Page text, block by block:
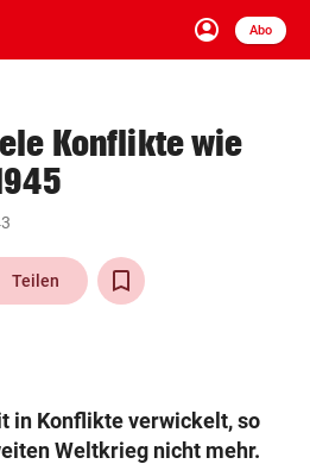
account_circle
Anmelden
Abo
close Schließen
arrow_right
Konflikte wie
Teilen
in Konflikte verwickelt, so
Weltkrieg nicht mehr.